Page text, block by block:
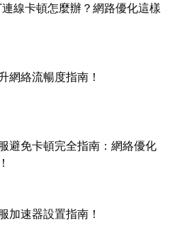
連線卡頓怎麼辦？網路優化這樣
網絡流暢度指南！
避免卡頓完全指南：網絡優化
加速器設置指南！